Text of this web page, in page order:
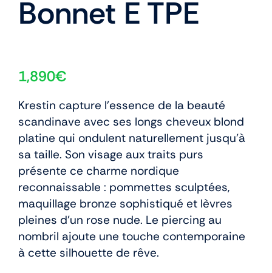
Bonnet E TPE
1,890€
Krestin capture l’essence de la beauté
scandinave avec ses longs cheveux blond
platine qui ondulent naturellement jusqu’à
sa taille. Son visage aux traits purs
présente ce charme nordique
reconnaissable : pommettes sculptées,
maquillage bronze sophistiqué et lèvres
pleines d’un rose nude. Le piercing au
nombril ajoute une touche contemporaine
à cette silhouette de rêve.